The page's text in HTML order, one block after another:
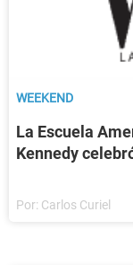
WEEKEND
La Escuela
Kennedy
Por: Carlos Curiel